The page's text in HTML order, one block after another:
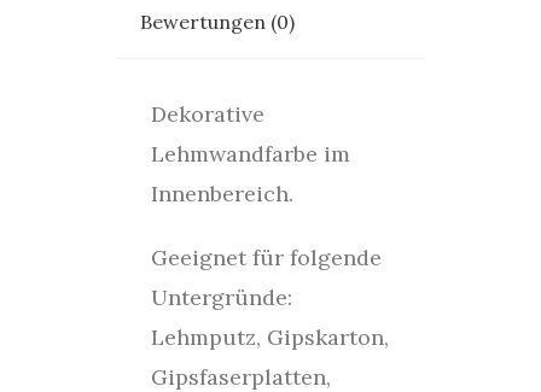
Bewertungen (0)
Dekorative
Lehmwandfarbe im
Innenbereich.
Geeignet für folgende
Untergründe:
Lehmputz, Gipskarton,
Gipsfaserplatten,